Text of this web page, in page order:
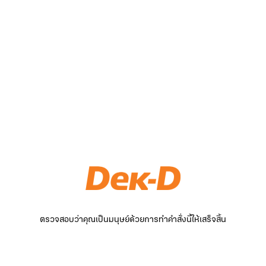
ตรวจสอบว่าคุณเป็นมนุษย์ด้วยการทำคำสั่งนี้ให้เสร็จสิ้น